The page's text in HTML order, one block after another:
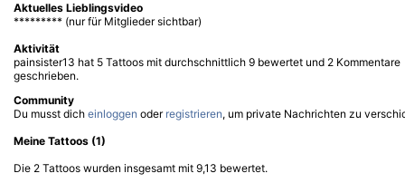
Aktuelles Lieblingsvideo
********* (nur für Mitglieder sichtbar)
Aktivität
painsister13 hat 5 Tattoos mit durchschnittlich 9 bewertet und 2 Kommentare
geschrieben.
Community
Du musst dich einloggen oder registrieren, um private Nachrichten zu
Meine Tattoos (1)
Die 2 Tattoos wurden insgesamt mit 9,13 bewertet.